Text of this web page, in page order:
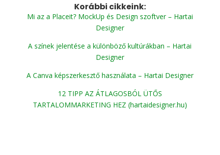
Korábbi cikkeink:
Mi az a Placeit? MockUp és Design szoftver – Hartai
Designer
A színek jelentése a különböző kultúrákban – Hartai
Designer
A Canva képszerkesztő használata – Hartai Designer
12 TIPP AZ ÁTLAGOSBÓL ÜTŐS
TARTALOMMARKETING HEZ (hartaidesigner.hu)